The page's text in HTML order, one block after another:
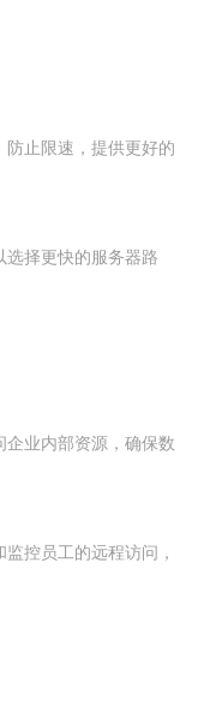
止限速，提供更好的
择更快的服务器路
企业内部资源，确保数
控员工的远程访问，